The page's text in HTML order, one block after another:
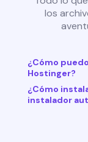
los
¿Cómo
Hostinger?
¿Cómo
instalador